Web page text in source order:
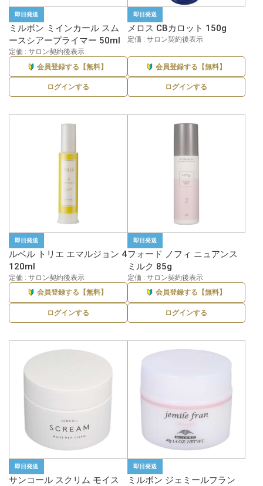
即日発送
ミルボン ミインカール スム
ースシアープライマー 50ml
定価 : サロン契約後表示
会員登録する【無料】
ログインする
即日発送
メロス CBカロット 150g
定価 : サロン契約後表示
会員登録する【無料】
ログインする
即日発送
ルベル トリエ エマルジョン 4
120ml
定価 : サロン契約後表示
会員登録する【無料】
ログインする
即日発送
フォード ノフィ ニュアンス
ミルク 85g
定価 : サロン契約後表示
会員登録する【無料】
ログインする
即日発送
サンコール スクリム モイス
即日発送
ミルボン ジェミールフラン